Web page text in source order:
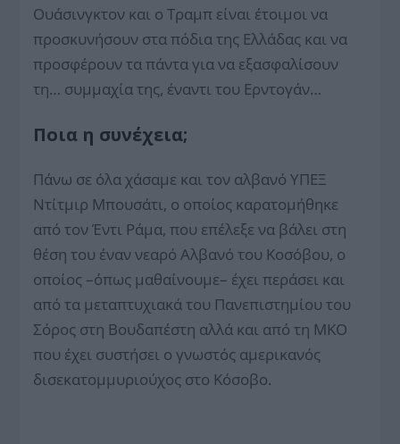
Ουάσινγκτον και ο Τραμπ είναι έτοιμοι να
προσκυνήσουν στα πόδια της Ελλάδας και να
προσφέρουν τα πάντα για να εξασφαλίσουν
τη… συμμαχία της, έναντι του Ερντογάν…
Ποια η συνέχεια;
Πάνω σε όλα χάσαμε και τον αλβανό ΥΠΕΞ
Ντίτμιρ Μπουσάτι, ο οποίος καρατομήθηκε
από τον Έντι Ράμα, που επέλεξε να βάλει στη
θέση του έναν νεαρό Αλβανό του Κοσόβου, ο
οποίος –όπως μαθαίνουμε– έχει περάσει και
από τα μεταπτυχιακά του Πανεπιστημίου του
Σόρος στη Βουδαπέστη αλλά και από τη ΜΚΟ
που έχει συστήσει ο γνωστός αμερικανός
δισεκατομμυριούχος στο Κόσοβο.